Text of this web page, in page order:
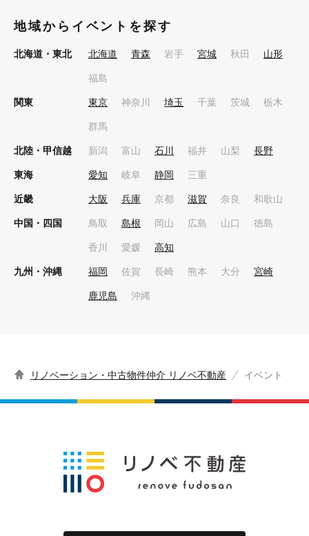
地域からイベントを探す
北海道・東北 北海道 青森 岩手 宮城 秋田 山形
福島
関東 東京 神奈川 埼玉 千葉 茨城 栃木
群馬
北陸・甲信越 新潟 富山 石川 福井 山梨 長野
東海 愛知 岐阜 静岡 三重
近畿 大阪 兵庫 京都 滋賀 奈良 和歌山
中国・四国 鳥取 島根 岡山 広島 山口 徳島
香川 愛媛 高知
九州・沖縄 福岡 佐賀 長崎 熊本 大分 宮崎
鹿児島 沖縄
リノベーション・中古物件仲介 リノベ不動産 イベント